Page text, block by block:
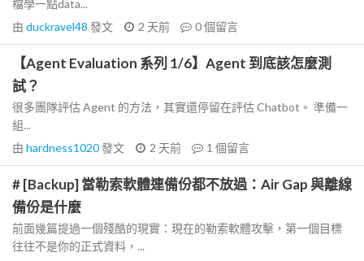
檔學一點data...
由 duckravel48 發文 2 天前 0個留言
【Agent Evaluation 系列 1/6】Agent 到底該怎麼測
試？
很多團隊評估 Agent 的方法，其實還停留在評估 Chatbot。 準備一
組...
由 hardness1020發文 2 天前 1 個留言
# [Backup] 當勒索軟體連備份都不放過：Air Gap 與離線
備份是什麼
前面幾篇提過一個殘酷的現實：現在的勒索軟體攻擊，第一個目標
往往不是你的正式資料，...